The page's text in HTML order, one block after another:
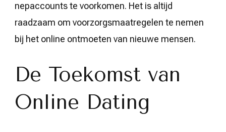
nepaccounts te voorkomen. Het is altijd
raadzaam om voorzorgsmaatregelen te nemen
bij het online ontmoeten van nieuwe mensen.
De Toekomst van
Online Dating